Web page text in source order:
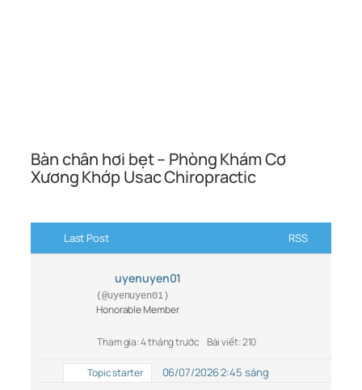
Bàn chân hơi bẹt – Phòng Khám Cơ
Xương Khớp Usac Chiropractic
Last Post RSS
uyenuyen01
(@uyenuyen01)
Honorable Member
Tham gia: 4 tháng trước Bài viết: 210
Topic starter 06/07/2026 2:45 sáng